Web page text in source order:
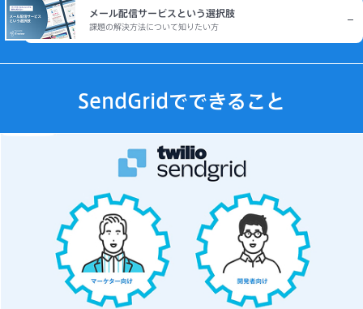
メール配信サービスという選択肢
課題の解決方法について知りたい方
SendGridでできること